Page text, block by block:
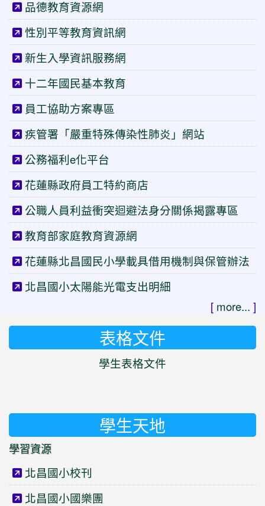
品德教育資源網
性別平等教育資訊網
新生入學資訊服務網
十二年國民基本教育
員工協助方案專區
疾管署「嚴重特殊傳染性肺炎」網站
公務福利e化平台
花蓮縣政府員工特約商店
公職人員利益衝突迴避法身分關係揭露專區
教育部家庭教育資源網
花蓮縣北昌國民小學載具借用機制與保管辦法
北昌國小太陽能光電支出明細
[ more... ]
表格文件
學生表格文件
學生天地
學習資源
北昌國小校刊
北昌國小國樂團